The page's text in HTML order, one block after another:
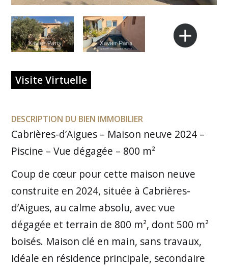
add
Visite Virtuelle
DESCRIPTION DU BIEN IMMOBILIER
Cabrières-d’Aigues – Maison neuve 2024 –
Piscine – Vue dégagée – 800 m²
Coup de cœur pour cette maison neuve
construite en 2024, située à Cabrières-
d’Aigues, au calme absolu, avec vue
dégagée et terrain de 800 m², dont 500 m²
boisés. Maison clé en main, sans travaux,
idéale en résidence principale, secondaire